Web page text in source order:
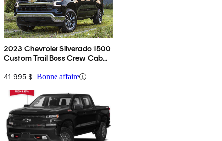
2023 Chevrolet Silverado 1500
Custom Trail Boss Crew Cab
41 995 $ Bonne affaire